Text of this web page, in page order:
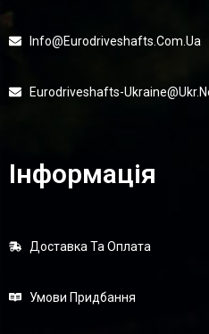
Info@eurodriveshafts.com.ua
Eurodriveshafts-
Інформація
Доставка Та Оплата
Умови Придбання